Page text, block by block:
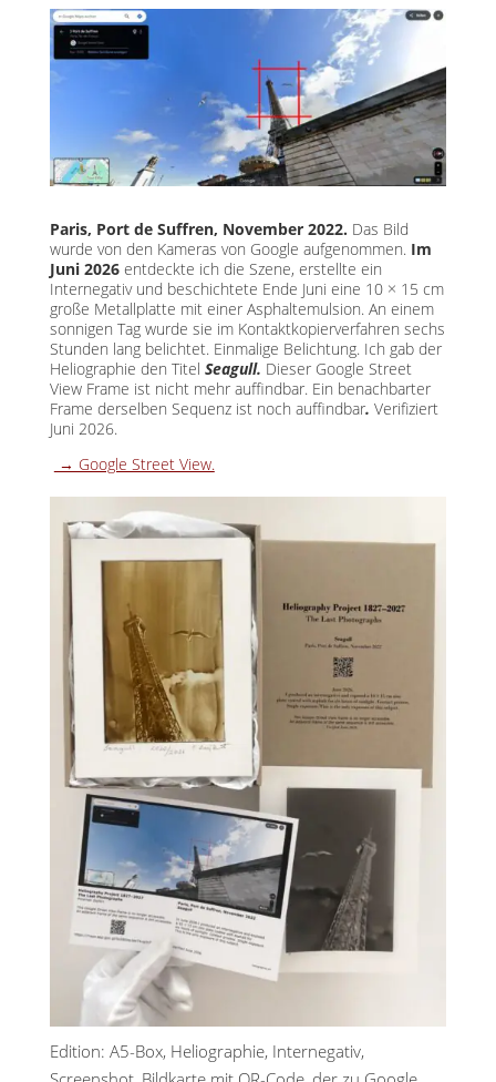
Paris, Port de Suffren, November 2022. Das Bild
wurde von den Kameras von Google aufgenommen. Im
Juni 2026entdeckte ich die Szene, erstellte ein
Internegativ und beschichtete Ende Juni eine 10 × 15 cm
große Metallplatte mit einer Asphaltemulsion. An einem
sonnigen Tag wurde sie im Kontaktkopierverfahren sechs
Stunden lang belichtet. Einmalige Belichtung. Ich gab der
Heliographie den Titel Seagull. Dieser Google Street
View Frame ist nicht mehr auffindbar. Ein benachbarter
Frame derselben Sequenz ist noch auffindbar. Verifiziert
Juni 2026.
→ Google Street View.
Edition: A5-Box, Heliographie, Internegativ,